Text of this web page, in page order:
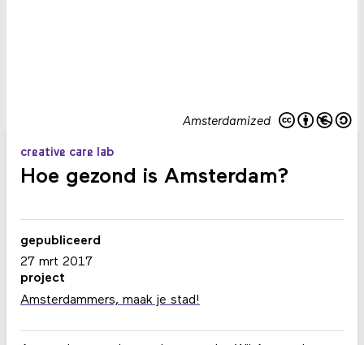
Amsterdamized
creative care lab
Hoe gezond is Amsterdam?
gepubliceerd
27 mrt 2017
project
Amsterdammers, maak je stad!